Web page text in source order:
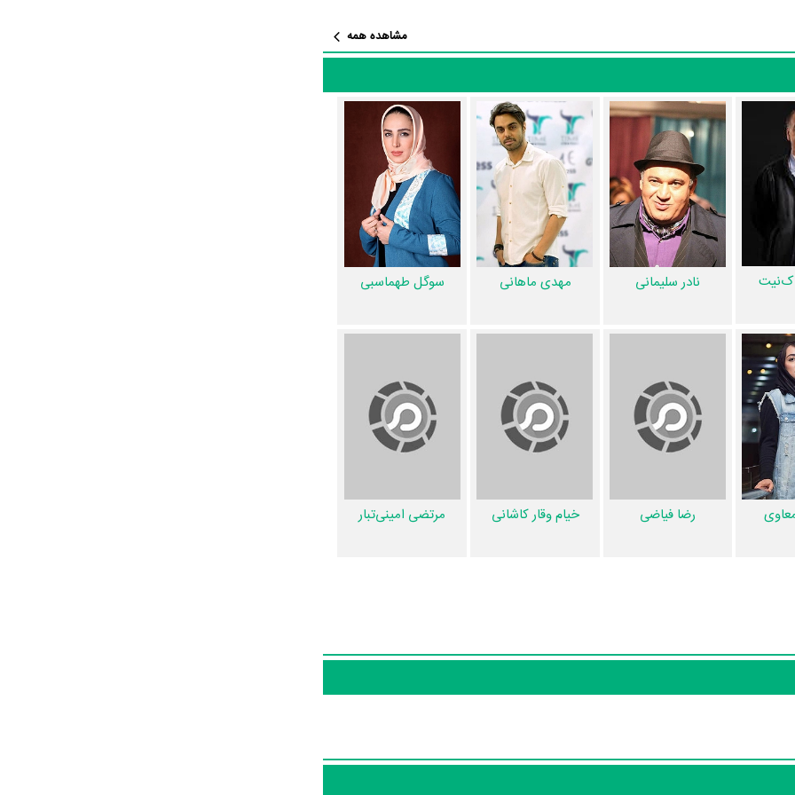
خود با بازیگرانی چون
امینی‌تبار
را در این اثر تجربه کرده است. در میان بازیگران عملیات مهندسی نیز 43
همکاریِ اول رخ داده، به‌عبارت دیگر در این سریال میان هر یک از 12 بازیگر با یکدیگر یک رابطه همکاری شکل گرفته که 43 همکاری برای اولین‌مرتبه در
، علی دهکردیومهدی ماهانی محمود‌ پاک‌نیتویاسمن معاوی نادر سلیمانیو
منظومیک صفحه اختصاصی دارند.
بسیاری توسط پژوهشگران و مردم ثبت شده است؛ در بخش گالری عکس و پوستر
است. همچنین تاکنون در بخش‌های ویدئو و تیزر سریال عملیات مهندسی، حواشی سریال عملیات
مهندسی و نقد سریال عملیات مهندسی هنوز موردی ثبت نشده است. قطعا ما و شما به
دایرة‌المعارف آنلاین و بانک اطلاعات هنرمندان و آثار سینما، تلویزیون و تئاتر را کامل و
مشاهده همه
نادر سلیمانی مهدی ماهانی سوگل طهماسبی
رضا فیاضی خیام وقار کاشانی مرتضی امینی‌تبار